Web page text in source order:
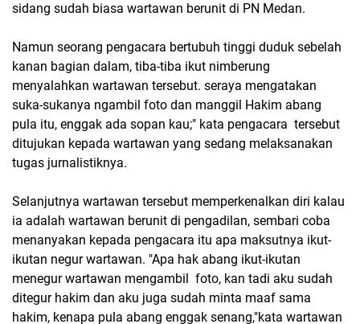
sidang sudah biasa wartawan berunit di PN Medan.
Namun seorang pengacara bertubuh tinggi duduk sebelah
kanan bagian dalam, tiba-tiba ikut nimberung
menyalahkan wartawan tersebut. seraya mengatakan
suka-sukanya ngambil foto dan manggil Hakim abang
pula itu, enggak ada sopan kau;" kata pengacara tersebut
ditujukan kepada wartawan yang sedang melaksanakan
tugas jurnalistiknya.
Selanjutnya wartawan tersebut memperkenalkan diri kalau
ia adalah wartawan berunit di pengadilan, sembari coba
menanyakan kepada pengacara itu apa maksutnya ikut-
ikutan negur wartawan. "Apa hak abang ikut-ikutan
menegur wartawan mengambil foto, kan tadi aku sudah
ditegur hakim dan aku juga sudah minta maaf sama
hakim, kenapa pula abang enggak senang,"kata wartawan